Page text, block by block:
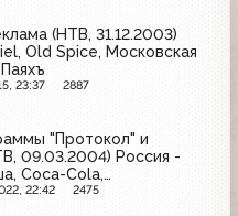
(НТВ, 31.12.2003)
Old Spice, Московская
23:37 2887
"Протокол" и
09.03.2004) Россия -
Coca-Cola,
Пемолюкс, Активиа,
22:42 2475